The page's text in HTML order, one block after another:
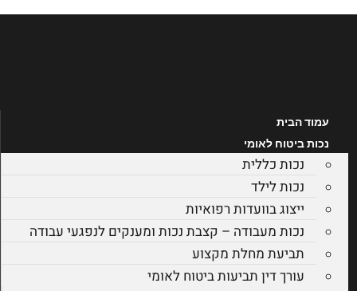
עמוד הבית
נכות ביטוח לאומי
נכות כללית
נכות לילד
ייצוג בוועדות רפואיות
נכות מעבודה – קצבת נכות ומענקים לנפגעי עבודה
תביעת מחלת מקצוע
עורך דין תביעות ביטוח לאומי